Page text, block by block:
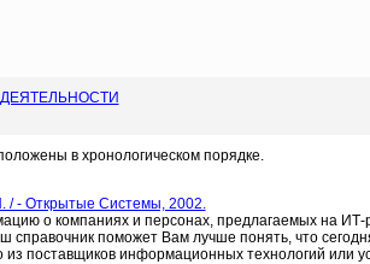
в хронологическом порядке.
/ - Открытые Системы, 2002.
о компаниях и персонах, предлагаемых на ИТ-
поможет Вам лучше понять, что
поставщиков информационных технологий или